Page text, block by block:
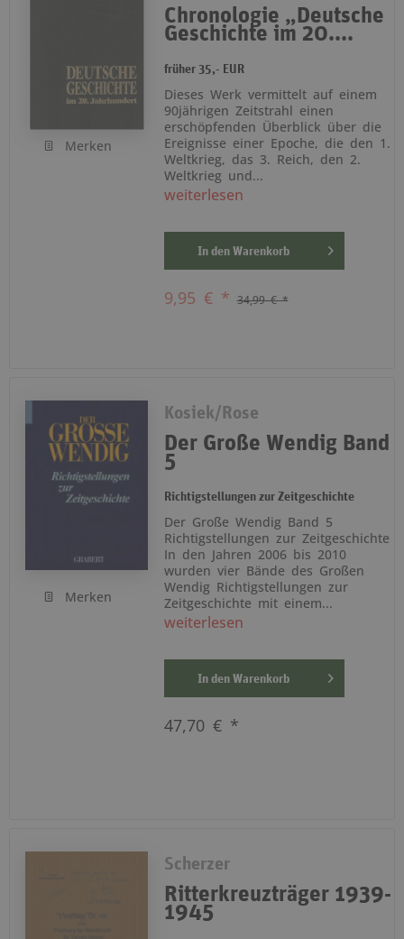
Merken
Chronologie „Deutsche
Geschichte im 20....
früher 35,- EUR
Dieses Werk vermittelt auf einem
90jährigen Zeitstrahl einen
erschöpfenden Überblick über die
Ereignisse einer Epoche, die den 1.
Weltkrieg, das 3. Reich, den 2.
Weltkrieg und...
weiterlesen
In den Warenkorb
9,95 € * 34,99 € *
Merken
Kosiek/Rose
Der Große Wendig Band
5
Richtigstellungen zur Zeitgeschichte
Der Große Wendig Band 5
Richtigstellungen zur Zeitgeschichte
In den Jahren 2006 bis 2010
wurden vier Bände des Großen
Wendig Richtigstellungen zur
Zeitgeschichte mit einem...
weiterlesen
In den Warenkorb
47,70 € *
Scherzer
Ritterkreuzträger 1939-
1945